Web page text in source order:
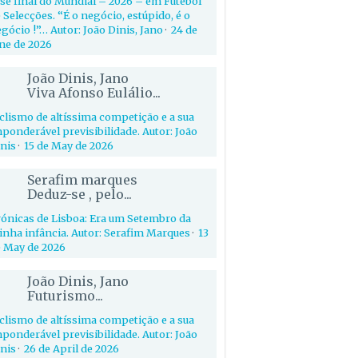
Selecções. “É o negócio, estúpido, é o
!”… Autor: João Dinis, Jano· 24 de
de 2026
João Dinis, Jano
Viva Afonso Eulálio...
de altíssima competição e a sua
previsibilidade. Autor: João
· 15 de May de 2026
Serafim marques
Deduz-se , pelo...
de Lisboa: Era um Setembro da
infância. Autor: Serafim Marques· 13
May de 2026
João Dinis, Jano
Futurismo...
de altíssima competição e a sua
previsibilidade. Autor: João
· 26 de April de 2026